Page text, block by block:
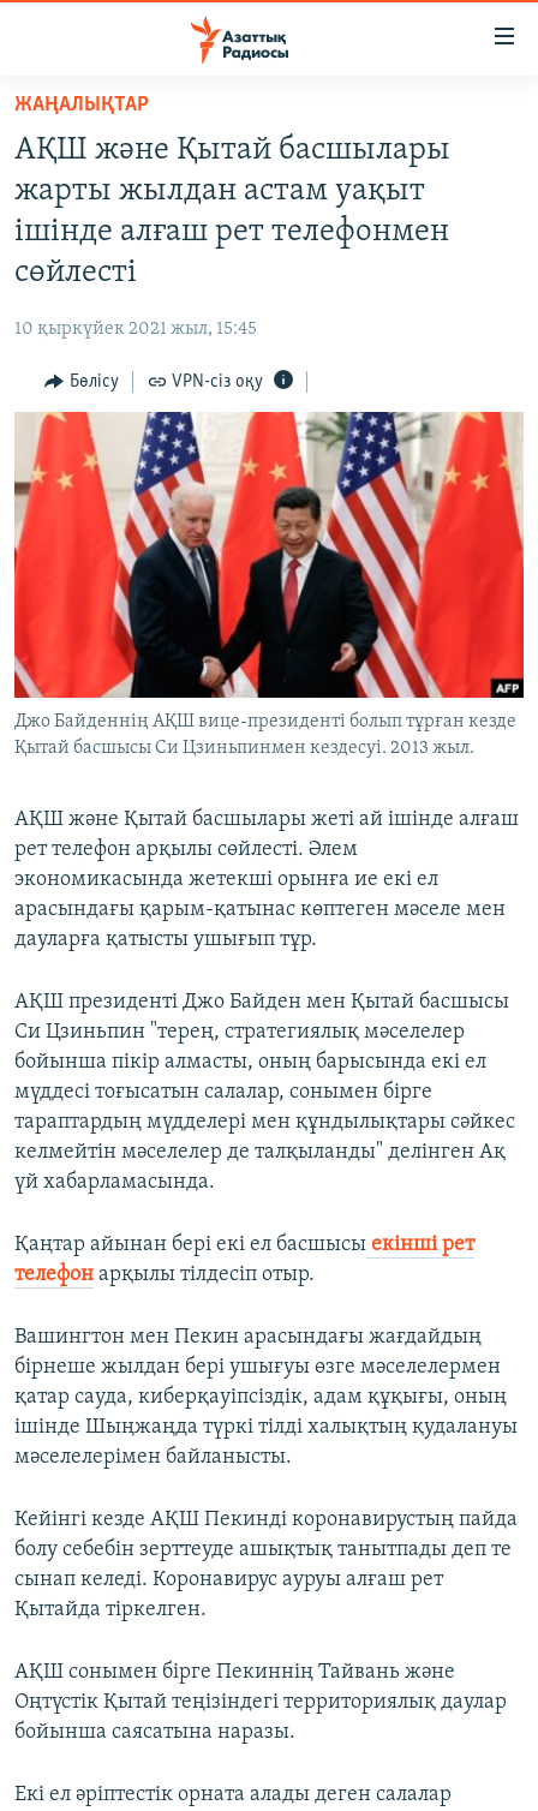
Skip
main
content
Skip
to
main
Skip
Search
САЯСАТ
AZATTYQTV
ҚАҢТАР ОҚИҒАСЫ
ӘЛЕУМЕТ
ӘЛЕМ
АРНАЙЫ ЖОБАЛАР
Русский
ЖАЗЫЛЫҢЫЗ
Басқа тілдерде
ЖАҢАЛЫҚТАР
АҚШ және Қытай басшылары
жарты жылдан астам уақыт
ішінде алғаш рет телефонмен
сөйлесті
10 қыркүйек 2021 жыл, 15:45
Бөлісу VPN-сіз оқу
Джо Байденнің АҚШ вице-президенті болып тұрған кезде
Қытай басшысы Си Цзиньпинмен кездесуі. 2013 жыл.
АҚШ және Қытай басшылары жеті ай ішінде алғаш
рет телефон арқылы сөйлесті. Әлем
экономикасында жетекші орынға ие екі ел
арасындағы қарым-қатынас көптеген мәселе мен
дауларға қатысты ушығып тұр.
АҚШ президенті Джо Байден мен Қытай басшысы
Си Цзиньпин "терең, стратегиялық мәселелер
бойынша пікір алмасты, оның барысында екі ел
мүддесі тоғысатын салалар, сонымен бірге
тараптардың мүдделері мен құндылықтары сәйкес
келмейтін мәселелер де талқыланды" делінген Ақ
үй хабарламасында.
Қаңтар айынан бері екі ел басшысы екінші рет
телефон арқылы тілдесіп отыр.
Вашингтон мен Пекин арасындағы жағдайдың
бірнеше жылдан бері ушығуы өзге мәселелермен
қатар сауда, киберқауіпсіздік, адам құқығы, оның
ішінде Шыңжаңда түркі тілді халықтың қудалануы
мәселелерімен байланысты.
Кейінгі кезде АҚШ Пекинді коронавирустың пайда
болу себебін зерттеуде ашықтық танытпады деп те
сынап келеді. Коронавирус ауруы алғаш рет
Қытайда тіркелген.
АҚШ сонымен бірге Пекиннің Тайвань және
Оңтүстік Қытай теңізіндегі территориялық даулар
бойынша саясатына наразы.
Екі ел әріптестік орната алады деген салалар